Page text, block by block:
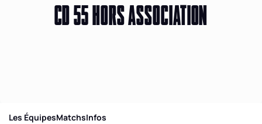
CD 55 HORS ASSOCIATION
Les ÉquipesMatchsInfos